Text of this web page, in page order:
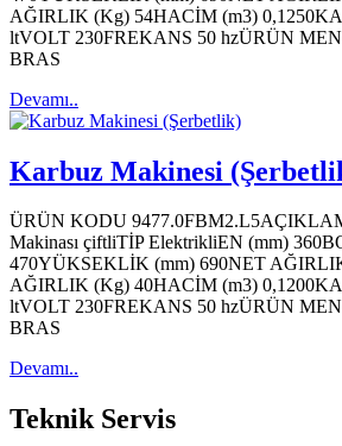
AĞIRLIK (Kg) 54HACİM (m3)
ltVOLT 230FREKANS 50 hzÜRÜN
BRAS
Devamı..
Karbuz Makinesi
ÜRÜN KODU
Makinası çiftliTİP ElektrikliEN (mm)
470YÜKSEKLİK (mm) 690NET
AĞIRLIK (Kg) 40HACİM (m3)
ltVOLT 230FREKANS 50 hzÜRÜN
BRAS
Devamı..
Teknik Servis